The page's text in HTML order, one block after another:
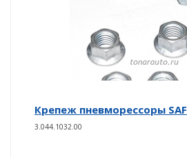
Крепеж пневморессоры SAF
3.044.1032.00